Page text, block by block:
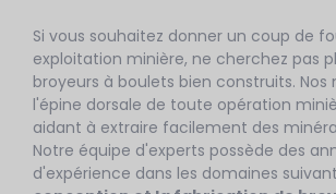
Si vous souhaitez donner un coup de
exploitation minière, ne cherchez pas
broyeurs à boulets bien construits.
l'épine dorsale de toute opération
aidant à extraire facilement des
Notre équipe d'experts possède des
d'expérience dans les domaines